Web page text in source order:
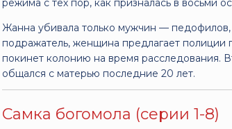
режима с тех пор, как призналась в восьми
Жанна убивала только мужчин — педофилов,
подражатель, женщина предлагает
покинет колонию на время расследования.
общался с матерью последние 20 лет.
Самка богомола (серии 1-8)